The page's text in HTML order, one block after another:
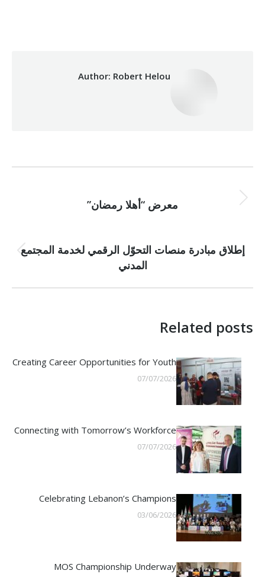
Author: Robert Helou
navigation
Previous
post:
إطلاق مبادرة منصات التحوّل الرقمي لخدمة المجتمع
المدني
Next
معرض “أهلا رمضان”
Related posts
Creating Career Opportunities for Youth
07/07/2026
Connecting with Tomorrow’s Workforce
07/07/2026
Celebrating Lebanon’s Champions
03/06/2026
MOS Championship Underway